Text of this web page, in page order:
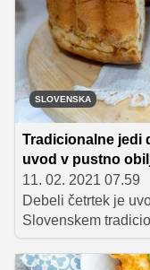
SLOVENSKA
Tradicionalne jedi
uvod v pustno
11. 02. 2021 07.59
Debeli četrtek je
Slovenskem
bogata hrana,
od posebnosti tega